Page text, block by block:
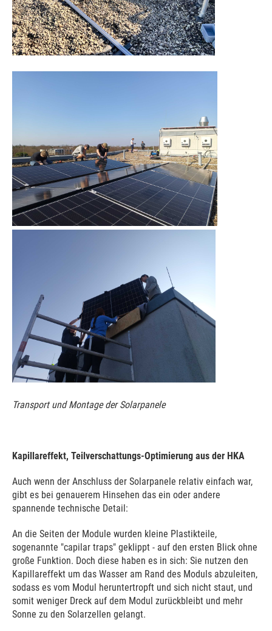
Transport und Montage der Solarpanele
Kapillareffekt, Teilverschattungs-Optimierung aus der HKA
Auch wenn der Anschluss der Solarpanele relativ einfach war,
gibt es bei genauerem Hinsehen das ein oder andere
spannende technische Detail:
An die Seiten der Module wurden kleine Plastikteile,
sogenannte "capilar traps" geklippt - auf den ersten Blick ohne
große Funktion. Doch diese haben es in sich: Sie nutzen den
Kapillareffekt um das Wasser am Rand des Moduls abzuleiten,
sodass es vom Modul heruntertropft und sich nicht staut, und
somit weniger Dreck auf dem Modul zurückbleibt und mehr
Sonne zu den Solarzellen gelangt.